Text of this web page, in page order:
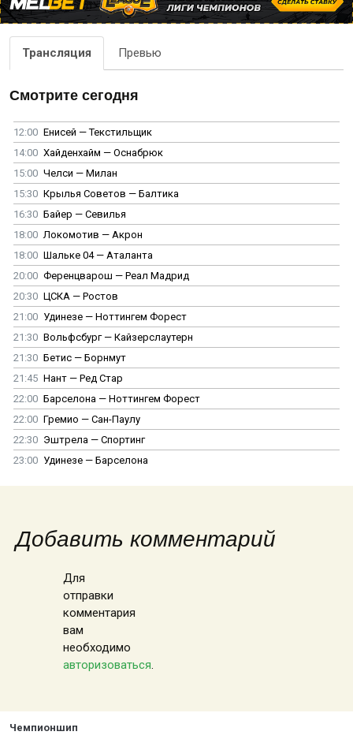
Трансляция Превью
Смотрите сегодня
12:00 Енисей — Текстильщик
14:00 Хайденхайм — Оснабрюк
15:00 Челси — Милан
15:30 Крылья Советов — Балтика
16:30 Байер — Севилья
18:00 Локомотив — Акрон
18:00 Шальке 04 — Аталанта
20:00 Ференцварош — Реал Мадрид
20:30 ЦСКА — Ростов
21:00 Удинезе — Ноттингем Форест
21:30 Вольфсбург — Кайзерслаутерн
21:30 Бетис — Борнмут
21:45 Нант — Ред Стар
22:00 Барселона — Ноттингем Форест
22:00 Гремио — Сан-Паулу
22:30 Эштрела — Спортинг
23:00 Удинезе — Барселона
Добавить комментарий
Для
отправки
комментария
вам
необходимо
авторизоваться.
Чемпионшип